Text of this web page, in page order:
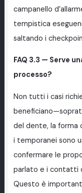
campanello
tempistica
saltando i
FAQ 3.3 — Serve
processo?
Non tutti i casi
del dente, la forma
i temporanei sono
confermare le
parlato e i contatti
Questo è